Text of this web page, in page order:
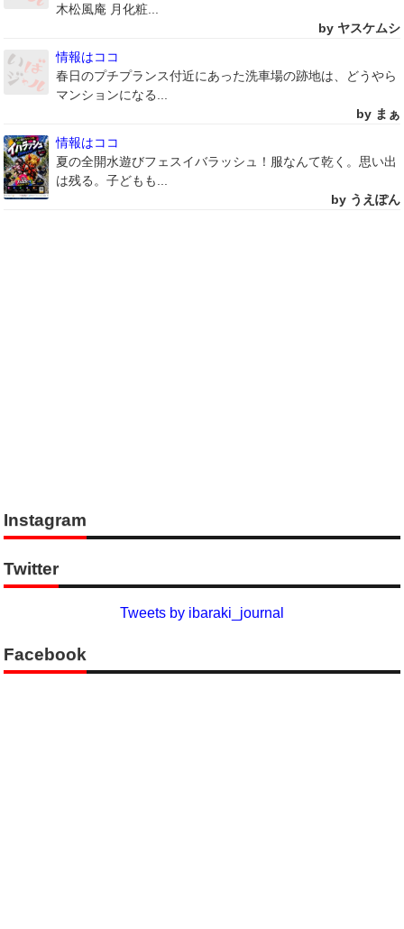
木松風庵 月化粧...
by ヤスケムシ
情報はココ
春日のプチプランス付近にあった洗車場の跡地は、どうやら
マンションになる...
by まぁ
情報はココ
夏の全開水遊びフェスイバラッシュ！服なんて乾く。思い出
は残る。子どもも...
by うえぽん
Instagram
Twitter
Tweets by ibaraki_journal
Facebook